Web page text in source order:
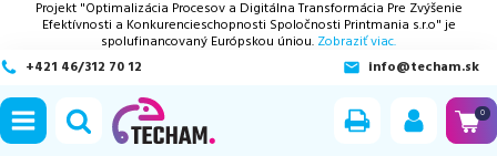
Projekt "Optimalizácia Procesov a Digitálna Transformácia Pre Zvýšenie
Efektívnosti a Konkurencieschopnosti Spoločnosti Printmania s.r.o" je
spolufinancovaný Európskou úniou. Zobraziť viac.
+421 46/312 70 12
info@techam.sk
0